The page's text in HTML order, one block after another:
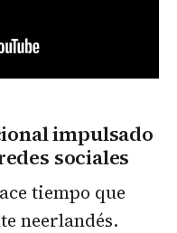
impulsado
sociales
tiempo que
neerlandés.